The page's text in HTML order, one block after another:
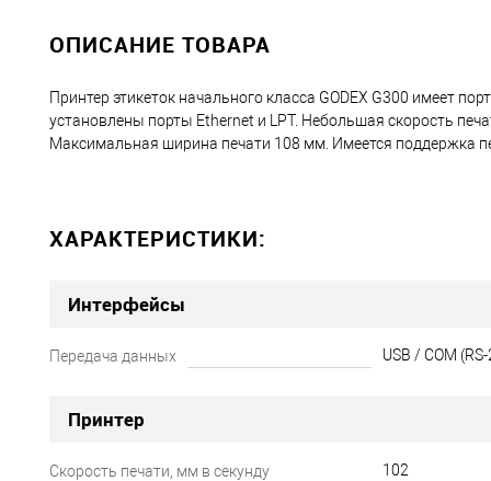
ОПИСАНИЕ ТОВАРА
Принтер этикеток начального класса GODEX G300 имеет
установлены порты Ethernet и LPT. Небольшая скорость
Максимальная ширина печати 108 мм. Имеется поддержка
ХАРАКТЕРИСТИКИ:
Интерфейсы
Передача данных USB / COM
Принтер
Скорость печати, мм в секунду 102